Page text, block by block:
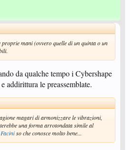
proprie mani (ovvero quelle di un quinta o un
da qualche tempo i Cybershape
addirittura le preassemblate.
magari di armonizzare le vibrazioni,
una forma arrotondata simile al
so che conosce molto bene...